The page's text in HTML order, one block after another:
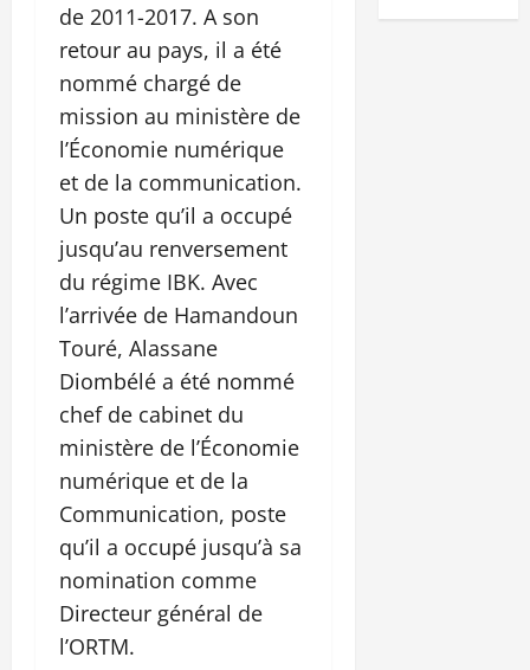
de 2011-2017. A son
retour au pays, il a été
nommé chargé de
mission au ministère de
l’Économie numérique
et de la communication.
Un poste qu’il a occupé
jusqu’au renversement
du régime IBK. Avec
l’arrivée de Hamandoun
Touré, Alassane
Diombélé a été nommé
chef de cabinet du
ministère de l’Économie
numérique et de la
Communication, poste
qu’il a occupé jusqu’à sa
nomination comme
Directeur général de
l’ORTM.